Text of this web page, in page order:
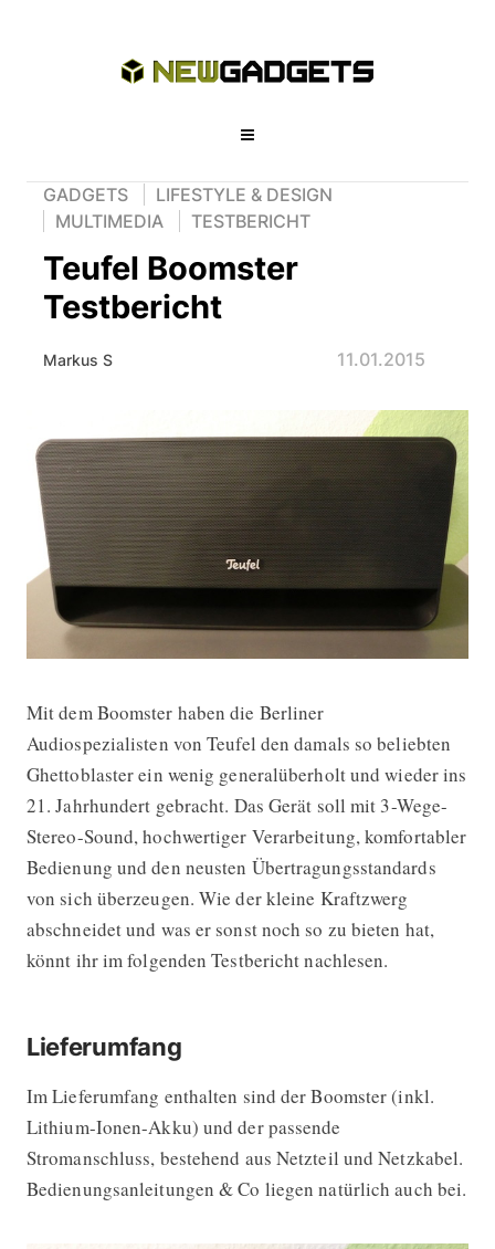
GADGETS
LIFESTYLE & DESIGN
MULTIMEDIA
TESTBERICHT
Teufel Boomster
Testbericht
Markus S 11.01.2015
Teufel Boomster Testbericht
Mit dem Boomster haben die Berliner
Audiospezialisten von Teufel den damals so beliebten
Ghettoblaster ein wenig generalüberholt und wieder ins
21. Jahrhundert gebracht. Das Gerät soll mit 3-Wege-
Stereo-Sound, hochwertiger Verarbeitung, komfortabler
Bedienung und den neusten Übertragungsstandards
von sich überzeugen. Wie der kleine Kraftzwerg
abschneidet und was er sonst noch so zu bieten hat,
könnt ihr im folgenden Testbericht nachlesen.
Lieferumfang
Im Lieferumfang enthalten sind der Boomster (inkl.
Lithium-Ionen-Akku) und der passende
Stromanschluss, bestehend aus Netzteil und Netzkabel.
Bedienungsanleitungen & Co liegen natürlich auch bei.